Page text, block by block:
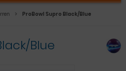
ProBowl Supro Black/Blue
Blue